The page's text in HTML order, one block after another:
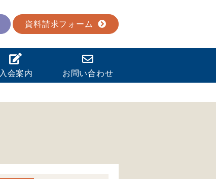
資料請求フォーム
入会案内 お問い合わせ